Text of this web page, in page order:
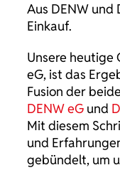
Aus DENW und
Einkauf.
Unsere heutige
eG, ist das
Fusion der
DENW eG und
Mit diesem
und
gebündelt, um